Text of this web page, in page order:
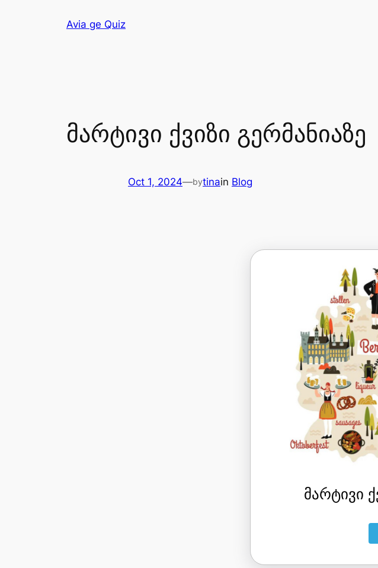
Avia ge Quiz
მარტივი ქვიზი გერმანიაზე
Oct 1, 2024—bytinain Blog
ᲛᲐᲠᲢᲘᲕᲘ